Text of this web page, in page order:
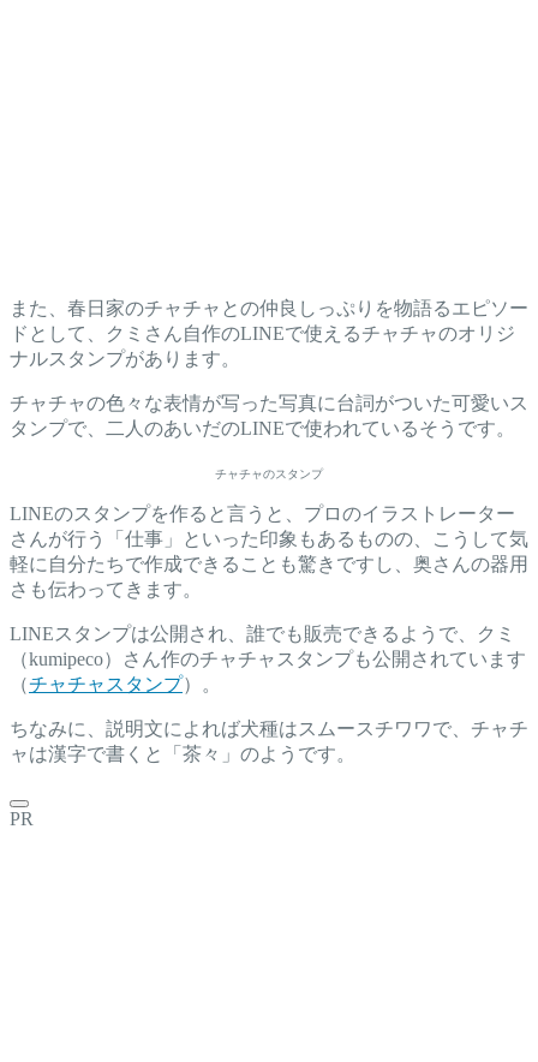
また、春日家のチャチャとの仲良しっぷりを物語るエピソー
ドとして、クミさん自作のLINEで使えるチャチャのオリジ
ナルスタンプがあります。
チャチャの色々な表情が写った写真に台詞がついた可愛いス
タンプで、二人のあいだのLINEで使われているそうです。
チャチャのスタンプ
LINEのスタンプを作ると言うと、プロのイラストレーター
さんが行う「仕事」といった印象もあるものの、こうして気
軽に自分たちで作成できることも驚きですし、奥さんの器用
さも伝わってきます。
LINEスタンプは公開され、誰でも販売できるようで、クミ
（kumipeco）さん作のチャチャスタンプも公開されています
（チャチャスタンプ）。
ちなみに、説明文によれば犬種はスムースチワワで、チャチ
ャは漢字で書くと「茶々」のようです。
PR